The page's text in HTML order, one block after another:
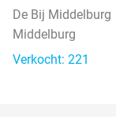
De Bij Middelburg
Middelburg
Verkocht: 221